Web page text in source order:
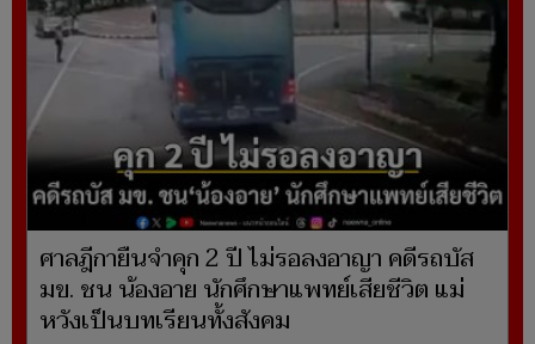
ศาลฎีกายืนจำคุก 2 ปี ไม่รอลงอาญา คดีรถบัส
มข. ชน น้องอาย นักศึกษาแพทย์เสียชีวิต แม่
หวังเป็นบทเรียนทั้งสังคม